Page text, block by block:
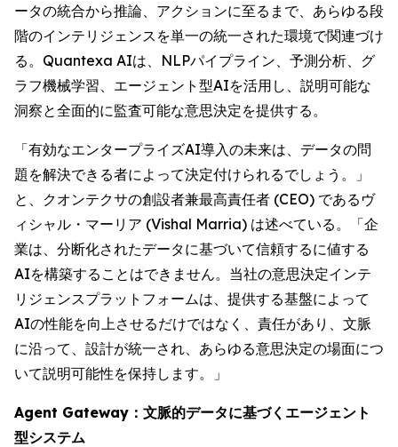
ータの統合から推論、アクションに至るまで、あらゆる段
階のインテリジェンスを単一の統一された環境で関連づけ
る。Quantexa AIは、NLPパイプライン、予測分析、グ
ラフ機械学習、エージェント型AIを活用し、説明可能な
洞察と全面的に監査可能な意思決定を提供する。
「有効なエンタープライズAI導入の未来は、データの問
題を解決できる者によって決定付けられるでしょう。」
と、クオンテクサの創設者兼最高責任者 (CEO) であるヴ
ィシャル・マーリア (Vishal Marria) は述べている。「企
業は、分断化されたデータに基づいて信頼するに値する
AIを構築することはできません。当社の意思決定インテ
リジェンスプラットフォームは、提供する基盤によって
AIの性能を向上させるだけではなく、責任があり、文脈
に沿って、設計が統一され、あらゆる意思決定の場面につ
いて説明可能性を保持します。」
Agent Gateway：文脈的データに基づくエージェント
型システム